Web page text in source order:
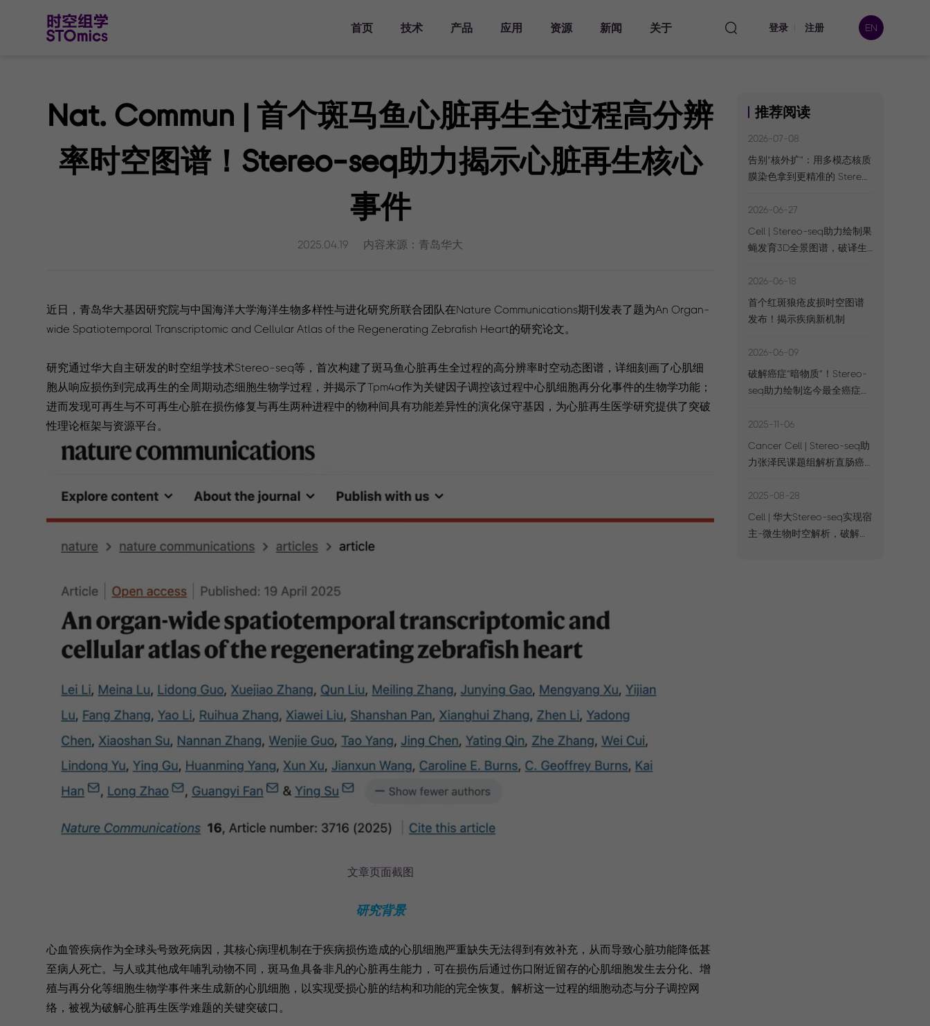
首页 技术 产品
时空转录组FF
时空转录组FF
时空转录组FF
V1.3兼容mIF
时空转录组大尺寸
芯片
时空蛋白转录组
Stereo-seq
Analysis Workflow
StereoMap
时空显微镜
时空自动化样本处
理系统
服务中心
应用
发育研究
器官研究
演化研究
科学计划
资源
文档库
视频库
发表文章
历史实测数据
常见问答
生态合作伙伴
查找生态合作伙伴
成为生态合作伙伴
新闻
主题峰会
专题研讨会
培训活动
关于
华大三箭齐发介绍
里程碑
人才培养
加入我们
联系我们
登录 注册 EN
Nat. Commun | 首个斑马鱼心脏再生全过程高分辨
率时空图谱！Stereo-seq助力揭示心脏再生核心
事件
2025.04.19 内容来源：青岛华大
近日，青岛华大基因研究院与中国海洋大学海洋生物多样性与进化研究所联合团队在Nature Communications期刊发表了题为An Organ-
wide Spatiotemporal Transcriptomic and Cellular Atlas of the Regenerating Zebrafish Heart的研究论文。
研究通过华大自主研发的时空组学技术Stereo-seq等，首次构建了斑马鱼心脏再生全过程的高分辨率时空动态图谱，详细刻画了心肌细
胞从响应损伤到完成再生的全周期动态细胞生物学过程，并揭示了Tpm4a作为关键因子调控该过程中心肌细胞再分化事件的生物学功能；
进而发现可再生与不可再生心脏在损伤修复与再生两种进程中的物种间具有功能差异性的演化保守基因，为心脏再生医学研究提供了突破
性理论框架与资源平台。
文章页面截图
研究背景
心血管疾病作为全球头号致死病因，其核心病理机制在于疾病损伤造成的心肌细胞严重缺失无法得到有效补充，从而导致心脏功能降低甚
至病人死亡。与人或其他成年哺乳动物不同，斑马鱼具备非凡的心脏再生能力，可在损伤后通过伤口附近留存的心肌细胞发生去分化、增
殖与再分化等细胞生物学事件来生成新的心肌细胞，以实现受损心脏的结构和功能的完全恢复。解析这一过程的细胞动态与分子调控网
络，被视为破解心脏再生医学难题的关键突破口。
推荐阅读
2026-07-08
告别“核外扩”：用多模态核质
膜染色拿到更精准的 Stereo-
2026-06-27
Cell | Stereo-seq助力绘制果
蝇发育3D全景图谱，破译生
2026-06-18
首个红斑狼疮皮损时空图谱
发布！揭示疾病新机制
2026-06-09
破解癌症“暗物质”！Stereo-
seq助力绘制迄今最全癌症
2025-11-06
Cancer Cell | Stereo-seq助
力张泽民课题组解析直肠癌
2025-08-28
Cell | 华大Stereo-seq实现宿
主-微生物时空解析，破解